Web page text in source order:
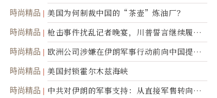
時尚精品 美国为何制裁中国的“茶壶”炼油厂？
時尚精品
枪击事件扰乱记者晚宴，川普誓言继续履行
职责
時尚精品
欧洲公司涉嫌在伊朗军事行动前向中国提供
美军基地的卫星图像
時尚精品 美国封锁霍尔木兹海峡
時尚精品
中共对伊朗的军事支持：从直接军售转向间